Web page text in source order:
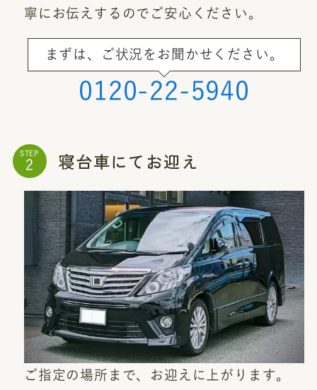
寧にお伝えするのでご安心ください。
まずは、ご状況をお聞かせください。
0120-22-5940
STEP 寝台車にてお迎え
ご指定の場所まで、お迎えに上がります。